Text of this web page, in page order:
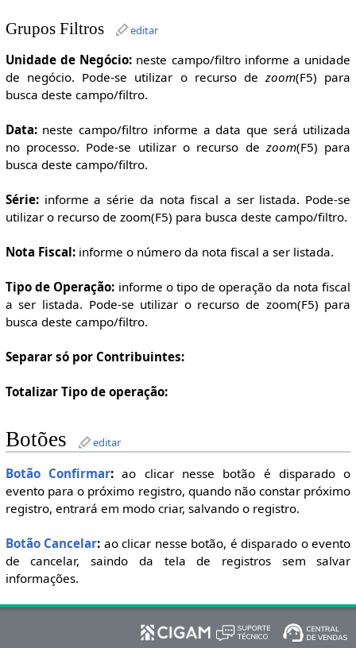
Grupos Filtros editar
Unidade de Negócio: neste campo/filtro informe a unidade
de negócio. Pode-se utilizar o recurso dezoom(F5) para
busca deste campo/filtro.
Data:neste campo/filtro informe a data que será utilizada
no processo. Pode-se utilizar o recurso de zoom(F5) para
busca deste campo/filtro.
Série:informe a série da nota fiscal a ser listada. Pode-se
utilizar o recurso de zoom(F5) para busca deste campo/filtro.
Nota Fiscal:informe o número da nota fiscal a ser listada.
Tipo de Operação: informe o tipo de operação da nota fiscal
a ser listada. Pode-se utilizar o recurso de zoom(F5) para
busca deste campo/filtro.
Separar só por Contribuintes:
Totalizar Tipo de operação:
Botões editar
Botão Confirmar: ao clicar nesse botão é disparado o
evento para o próximo registro, quando não constar próximo
registro, entrará em modo criar, salvando o registro.
Botão Cancelar: ao clicar nesse botão, é disparado o evento
de cancelar, saindo da tela de registros sem salvar
informações.